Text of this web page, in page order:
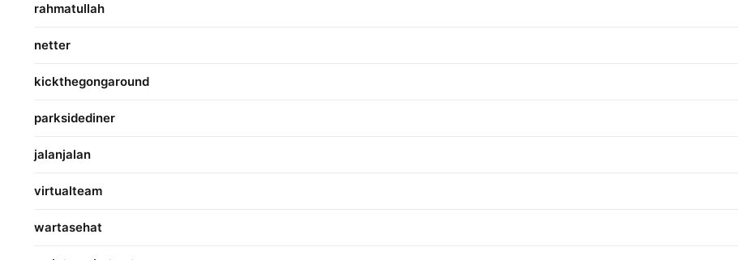
rahmatullah
netter
kickthegongaround
parksidediner
jalanjalan
virtualteam
wartasehat